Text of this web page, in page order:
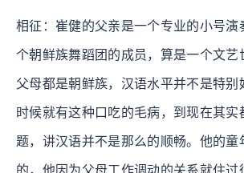
相征：崔健的父亲是一个专业的小号演
个朝鲜族舞蹈团的成员，算是一个文艺
父母都是朝鲜族，汉语水平并不是特别
时候就有这种口吃的毛病，到现在其实
题，讲汉语并不是那么的顺畅。他的童
的，他因为父母工作调动的关系就住过